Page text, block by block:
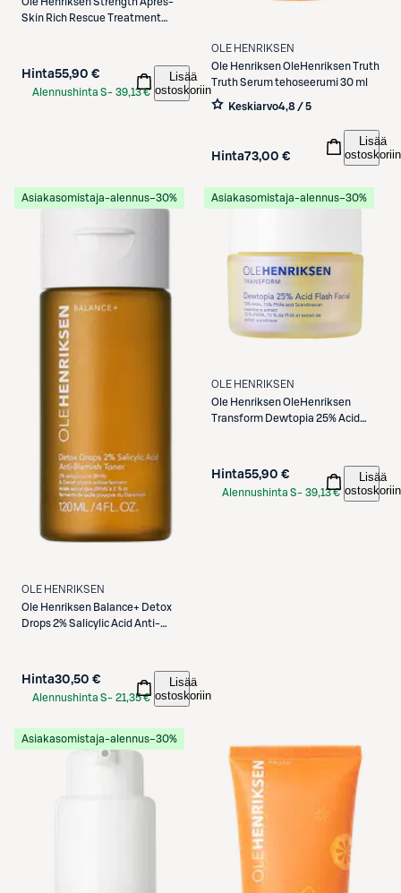
Skin Rich Rescue Treatment
Hinta55,90 €
Alennushinta S- 39,13 €
Lisää
ostoskoriin
OLE HENRIKSEN
Ole HenriksenOleHenriksen Truth
Truth Serum tehoseerumi 30 ml
Keskiarvo4,8 / 5
Hinta73,00 €
Lisää
ostoskoriin
Asiakasomistaja-alennus−30%
OLE HENRIKSEN
Ole Henriksen Balance+ Detox
Drops 2% Salicylic Acid Anti-
Hinta30,50 €
Alennushinta S- 21,35 €
Lisää
ostoskoriin
Asiakasomistaja-alennus−30%
OLE HENRIKSEN
Ole HenriksenOleHenriksen
Transform Dewtopia 25% Acid
Hinta55,90 €
Alennushinta S- 39,13 €
Lisää
ostoskoriin
Asiakasomistaja-alennus−30%